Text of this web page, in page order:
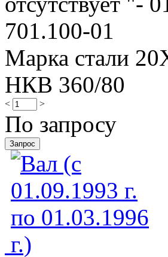
701.100-01
Марка стали
НКВ 360/80
< >
По запросу